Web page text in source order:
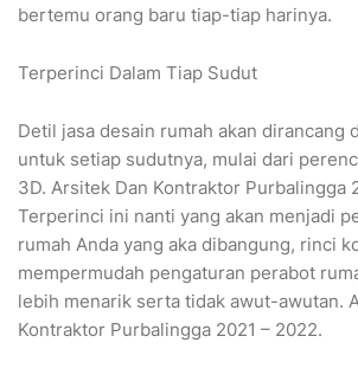
bertemu orang baru tiap-tiap harinya.
Terperinci Dalam Tiap Sudut
Detil jasa desain rumah akan dirancang
untuk setiap sudutnya, mulai dari
3D. Arsitek Dan Kontraktor Purbalingga
Terperinci ini nanti yang akan menjadi
rumah Anda yang aka dibangung, rinci
mempermudah pengaturan perabot
lebih menarik serta tidak awut-awutan.
Kontraktor Purbalingga 2021 – 2022.